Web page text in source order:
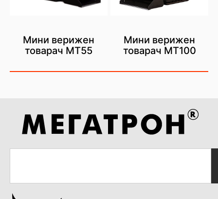
Мини верижен
товарач МТ55
Мини верижен
товарач MT100